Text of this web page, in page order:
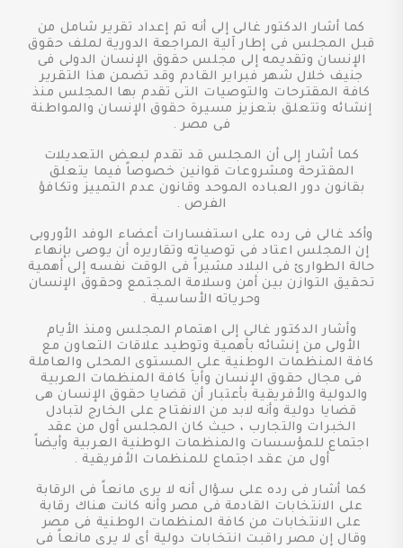
كما أشار الدكتور غالى إلى أنه تم إعداد تقرير شامل من
قبل المجلس فى إطار آلية المراجعة الدورية لملف حقوق
الإنسان وتقديمه إلى مجلس حقوق الإنسان الدولى فى
جنيف خلال شهر فبراير القادم وقد تضمن هذا التقرير
كافة المقترحات والتوصيات التى تقدم بها المجلس منذ
إنشائه وتتعلق بتعزيز مسيرة حقوق الإنسان والمواطنة
فى مصر .
كما أشار إلى أن المجلس قد تقدم لبعض التعديلات
المقترحة ومشروعات قوانين خصوصاً فيما يتعلق
بقانون دور العباده الموحد وقانون عدم التمييز وتكافؤ
الفرص .
وأكد غالى فى رده على استفسارات أعضاء الوفد الأوروبى
إن المجلس اعتاد فى توصياته وتقاريره أن يوصى بإنهاء
حالة الطوارئ فى البلاد مشيراً فى الوقت نفسه إلى أهمية
تحقيق التوازن بين أمن وسلامة المجتمع وحقوق الإنسان
وحرياته الأساسية .
وأشار الدكتور غالى إلى اهتمام المجلس ومنذ الأيام
الأولى من إنشائه بأهمية وتوطيد علاقات التعاون مع
كافة المنظمات الوطنية على المستوى المحلى والعاملة
فى مجال حقوق الإنسان وأياَ كافة المنظمات العربية
والدولية والأفريقية بأعتبار أن قضايا حقوق الإنسان هى
قضايا دولية وأنه لابد من الانفتاح على الخارج لتبادل
الخبرات والتجارب ، حيث كان المجلس أول من عقد
اجتماع للمؤسسات والمنظمات الوطنية العربية وأيضاً
أول من عقد اجتماع للمنظمات الأفريقية .
كما أشار فى رده على سؤال أنه لا يرى مانعاً فى الرقابة
على الانتخابات القادمة فى مصر وأنه كانت هناك رقابة
على الانتخابات من كافة المنظمات الوطنية فى مصر
وقال إن مصر راقبت انتخابات دولية أى لا يرى مانعاً فى